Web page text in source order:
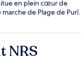
en plein cœur de
de Plage de Purî.
NRS